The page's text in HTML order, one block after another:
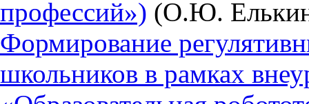
профессий») (О.Ю.
Формирование
школьников в рамках